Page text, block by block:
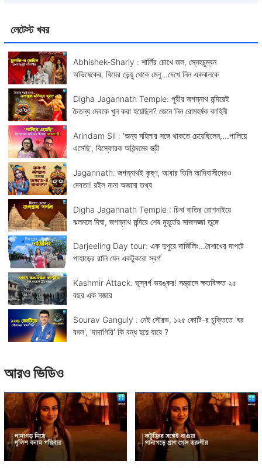
লেটেস্ট খবর
Abhishek-Sharly : শার্লির চোখে জল, স্নেহচুম্বন
অভিষেকের, বিয়ের ভেন্য়ু থেকে মেনু...দেখে নিন একঝলকে
Digha Jagannath Temple: পুরীর জগন্নাথ মন্দিরেই
চৈতন্য দেবকে খুন করা হয়েছিল? জেনে নিন রোমহর্ষক কাহিনী
Arindam Sil : 'অন্য মহিলার সঙ্গে থাকতে চেয়েছিলেন,...পালিয়ে
এসেছি', বিস্ফোরক অরিন্দমের স্ত্রী
Jagannath: জগন্নাথই কৃষ্ণ, আবার তিনি আদিবাসীদেরও
দেবতা! রইল নানা অজানা তথ্য
Digha Jagannath Temple : চিনা বাতির রোশনাইয়ে
ঝলমলে দিঘা, জগন্নাথ মন্দিরে শেষ মুহূর্তের সাজসজ্জা তুঙ্গে
Darjeeling Day tour: এক দুপুরে দার্জিলিং...বৈশাখের দাপটে
পাহাড়ের রানি যেন একটুকরো স্বর্গ
Kashmir Attack: ভূস্বর্গ ভয়ঙ্কর! সন্ত্রাসে ক্ষতবিক্ষত ২৫
বছর এক নজরে
Sourav Ganguly : নেই সৌরভ, ১২৫ কোটি-র চুক্তিতে 'ঘর
বদল', 'দাদাগিরি' কি বন্ধ হয়ে যাবে ?
আরও ভিডিও